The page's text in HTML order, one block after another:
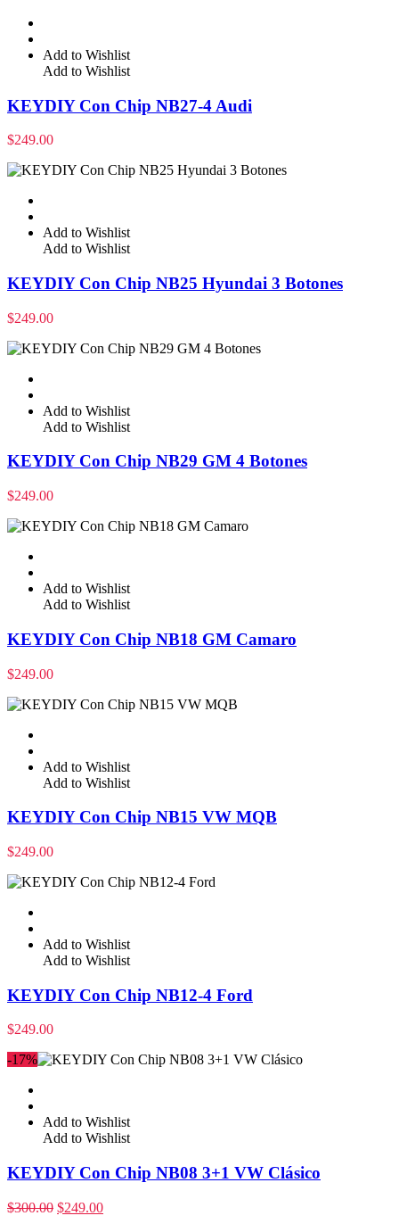
Add to Wishlist
Add to Wishlist
KEYDIY Con Chip NB27-4 Audi
$249.00
Add to Wishlist
Add to Wishlist
KEYDIY Con Chip NB25 Hyundai 3 Botones
$249.00
Add to Wishlist
Add to Wishlist
KEYDIY Con Chip NB29 GM 4 Botones
$249.00
Add to Wishlist
Add to Wishlist
KEYDIY Con Chip NB18 GM Camaro
$249.00
Add to Wishlist
Add to Wishlist
KEYDIY Con Chip NB15 VW MQB
$249.00
Add to Wishlist
Add to Wishlist
KEYDIY Con Chip NB12-4 Ford
$249.00
-17%
Add to Wishlist
Add to Wishlist
KEYDIY Con Chip NB08 3+1 VW Clásico
$300.00 $249.00